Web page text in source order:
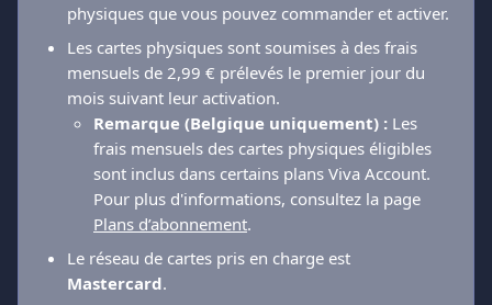
physiques que vous pouvez commander et activer.
Les cartes physiques sont soumises à des frais
mensuels de 2,99 € prélevés le premier jour du
mois suivant leur activation.
Remarque (Belgique uniquement) : Les
frais mensuels des cartes physiques éligibles
sont inclus dans certains plans Viva Account.
Pour plus d'informations, consultez la page
Plans d’abonnement.
Le réseau de cartes pris en charge est
Mastercard.